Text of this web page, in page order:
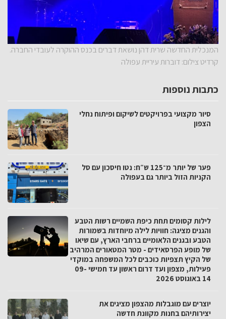
המנכלית החדשה שרית דהן נושאת דברים בכנס ההוקרה לעובדי החברה.
קרדיט צילום: דוברות עיריית עפולה
כתבות נוספות
סיור מקצועי בפרויקטים לשיקום ופיתוח נחלי
הצפון
פער של יותר מ־125 ש״ח: נטו חיסכון עם סל
הקניות הזול ביותר גם בעפולה
לילות קסומים תחת כיפת השמיים רשות הטבע
והגנים מציגה: חוויות לילה מיוחדות בשמורות
הטבע ובגנים הלאומיים ברחבי הארץ, עם שיאו
של מופע הפרסאידים - מטר המטאורים המרהיב
של הקיץ תצפיות כוכבים לכל המשפחה במוקדי
פעילות, מצפון ועד דרום ראשון עד חמישי 09-
14 באוגוסט 2026
יוצרים עם מוגבלות מהצפון מציגים את
יצירותיהם בחנות מקוונת חדשה